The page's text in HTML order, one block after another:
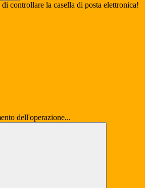
controllare la casella di posta elettronica!
dell'operazione...